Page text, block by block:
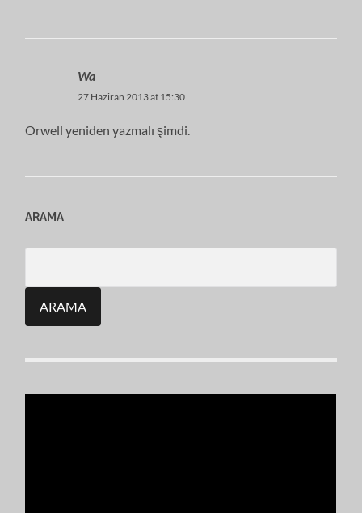
Wa
27 Haziran 2013 at 15:30
Orwell yeniden yazmalı şimdi.
ARAMA